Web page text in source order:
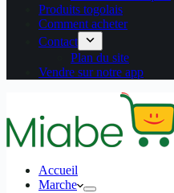
Produits togolais
Comment acheter
Contact
Plan du site
Vendre sur notre app
Accueil
Marche